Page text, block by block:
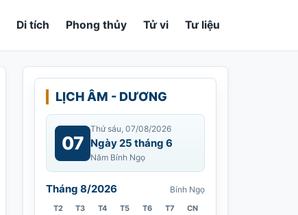
Di tích Phong thủy Tử vi Tư liệu
LỊCH ÂM - DƯƠNG
07
Thứ sáu, 07/08/2026
Ngày 25 tháng 6
Năm Bính Ngọ
Tháng 8/2026 Bính Ngọ
T2 T3 T4 T5 T6 T7 CN